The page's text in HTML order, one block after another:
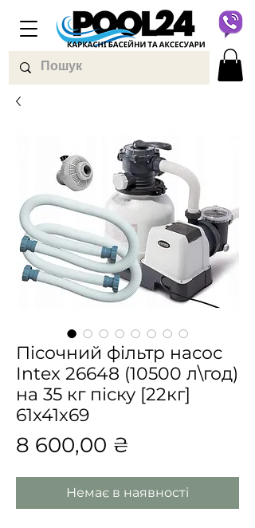
Пісочний фільтр насос
Intex 26648 (10500 л\год)
на 35 кг піску [22кг]
61x41x69
8 600,00 ₴
Немає в наявності